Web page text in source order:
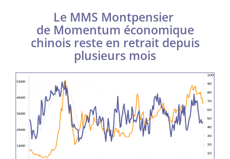
Le MMS Montpensier
de Momentum économique
chinois reste en retrait depuis
plusieurs mois